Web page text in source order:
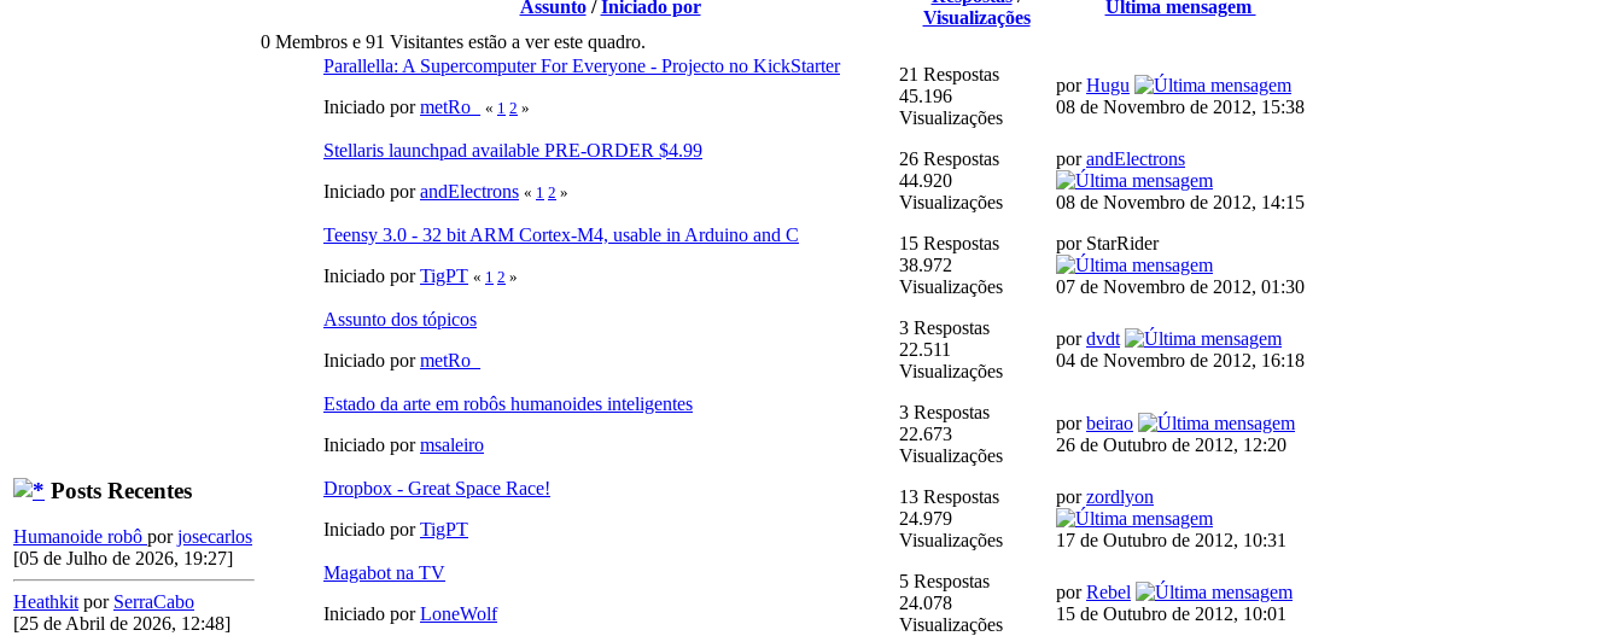
Posts Recentes
Humanoide robô porjosecarlos
[05 de Julho de 2026, 19:27]
Heathkit por SerraCabo
[25 de Abril de 2026, 12:48]
Assunto/Iniciado por
Visualizações
Última mensagem
0 Membros e 91 Visitantes estão a ver este quadro.
Parallella: A Supercomputer For Everyone - Projecto no KickStarter
Iniciado pormetRo_ « 1 2 »
21 Respostas
45.196
Visualizações
porHugu
08 de Novembro de 2012, 15:38
Stellaris launchpad available PRE-ORDER $4.99
Iniciado porandElectrons « 1 2 »
26 Respostas
44.920
Visualizações
porandElectrons
08 de Novembro de 2012, 14:15
Teensy 3.0 - 32 bit ARM Cortex-M4, usable in Arduino and C
Iniciado porTigPT « 1 2 »
15 Respostas
38.972
Visualizações
por StarRider
07 de Novembro de 2012, 01:30
Assunto dos tópicos
Iniciado pormetRo_
3 Respostas
22.511
Visualizações
pordvdt
04 de Novembro de 2012, 16:18
Estado da arte em robôs humanoides inteligentes
Iniciado pormsaleiro
3 Respostas
22.673
Visualizações
porbeirao
26 de Outubro de 2012, 12:20
Dropbox - Great Space Race!
Iniciado porTigPT
13 Respostas
24.979
Visualizações
porzordlyon
17 de Outubro de 2012, 10:31
Magabot na TV
Iniciado porLoneWolf
5 Respostas
24.078
Visualizações
porRebel
15 de Outubro de 2012, 10:01